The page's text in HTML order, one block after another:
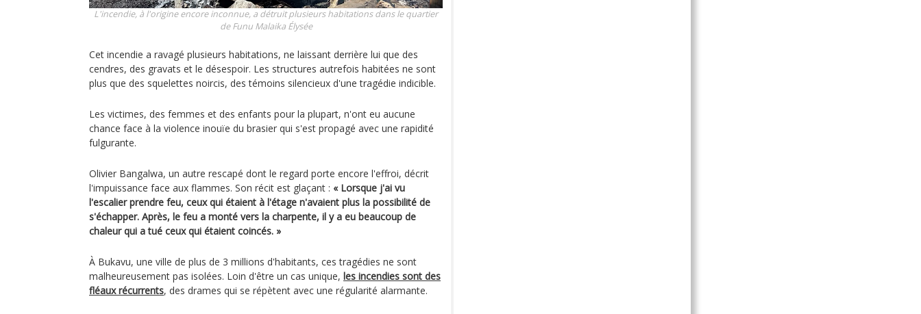
L'incendie, à l'origine encore inconnue, a détruit plusieurs habitations dans le quartier
de Funu Malaika Élysée
Cet incendie a ravagé plusieurs habitations, ne laissant derrière lui que des
cendres, des gravats et le désespoir. Les structures autrefois habitées ne sont
plus que des squelettes noircis, des témoins silencieux d'une tragédie indicible.
Les victimes, des femmes et des enfants pour la plupart, n'ont eu aucune
chance face à la violence inouïe du brasier qui s'est propagé avec une rapidité
fulgurante.
Olivier Bangalwa, un autre rescapé dont le regard porte encore l'effroi, décrit
l'impuissance face aux flammes. Son récit est glaçant : « Lorsque j'ai vu
l'escalier prendre feu, ceux qui étaient à l'étage n'avaient plus la possibilité de
s'échapper. Après, le feu a monté vers la charpente, il y a eu beaucoup de
chaleur qui a tué ceux qui étaient coincés. »
À Bukavu, une ville de plus de 3 millions d'habitants, ces tragédies ne sont
malheureusement pas isolées. Loin d'être un cas unique, les incendies sont des
fléaux récurrents, des drames qui se répètent avec une régularité alarmante.